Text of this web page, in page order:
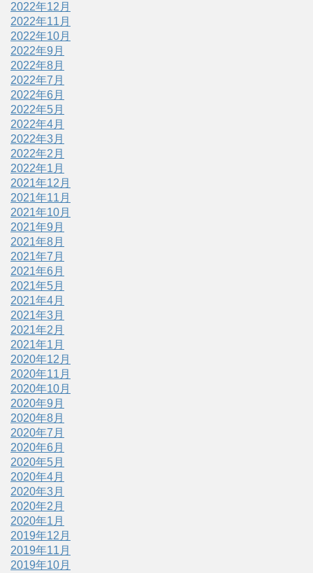
2022年12月
2022年11月
2022年10月
2022年9月
2022年8月
2022年7月
2022年6月
2022年5月
2022年4月
2022年3月
2022年2月
2022年1月
2021年12月
2021年11月
2021年10月
2021年9月
2021年8月
2021年7月
2021年6月
2021年5月
2021年4月
2021年3月
2021年2月
2021年1月
2020年12月
2020年11月
2020年10月
2020年9月
2020年8月
2020年7月
2020年6月
2020年5月
2020年4月
2020年3月
2020年2月
2020年1月
2019年12月
2019年11月
2019年10月